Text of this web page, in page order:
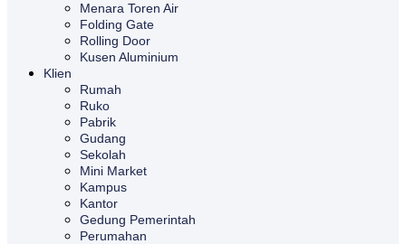
Menara Toren Air
Folding Gate
Rolling Door
Kusen Aluminium
Klien
Rumah
Ruko
Pabrik
Gudang
Sekolah
Mini Market
Kampus
Kantor
Gedung Pemerintah
Perumahan